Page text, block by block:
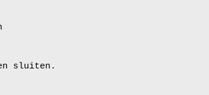
sluiten.